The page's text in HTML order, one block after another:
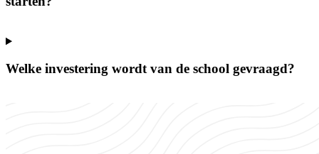
Welke investering wordt van de school gevraagd?